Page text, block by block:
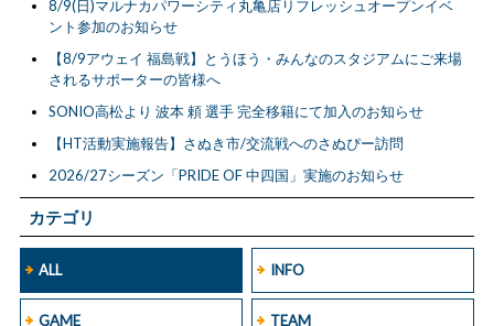
カテゴリ
ALL INFO
GAME TEAM
8/9(日)マルナカパワーシティ丸亀店リフレッシュオープンイベ
ント参加のお知らせ
【8/9アウェイ 福島戦】とうほう・みんなのスタジアムにご来場
されるサポーターの皆様へ
SONIO高松より 波本 頼 選手 完全移籍にて加入のお知らせ
【HT活動実施報告】さぬき市/交流戦へのさぬぴー訪問
2026/27シーズン「PRIDE OF 中四国」実施のお知らせ